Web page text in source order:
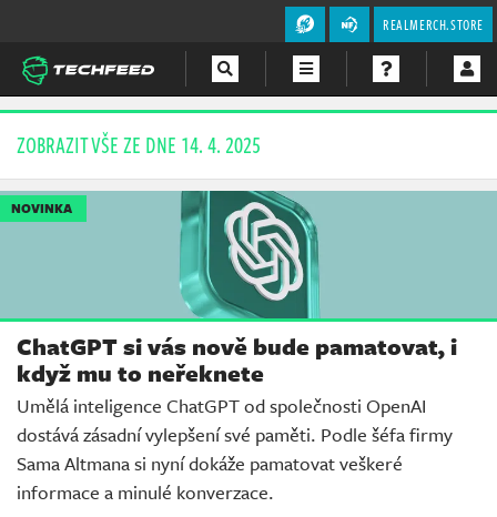
REALMERCH.STORE
Magazín
Videa
ZOBRAZIT VŠE ZE DNE 14. 4. 2025
NOVINKA
ChatGPT si vás nově bude pamatovat, i
když mu to neřeknete
Umělá inteligence ChatGPT od společnosti OpenAI
dostává zásadní vylepšení své paměti. Podle šéfa firmy
Sama Altmana si nyní dokáže pamatovat veškeré
informace a minulé konverzace.